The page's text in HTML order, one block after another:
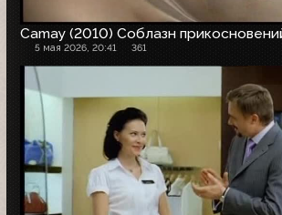
Camay (2010) Соблазн
5 мая 2026, 20:41 361